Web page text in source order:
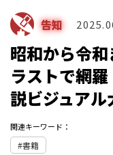
告知
昭和から令
ラストで網
説ビジュア
関連キーワード：
書籍